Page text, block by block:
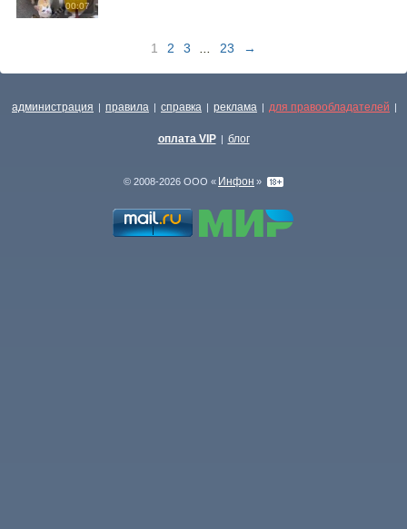
00:07
1 2 3 23 →
администрация | правила | справка | реклама | для правообладателей |
оплата VIP | блог
© 2008-2026 ООО « Инфон »